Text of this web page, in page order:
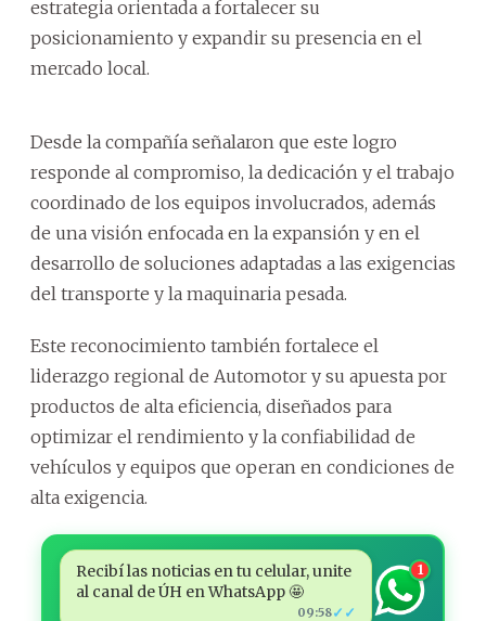
estrategia orientada a fortalecer su
posicionamiento y expandir su presencia en el
mercado local.
Desde la compañía señalaron que este logro
responde al compromiso, la dedicación y el trabajo
coordinado de los equipos involucrados, además
de una visión enfocada en la expansión y en el
desarrollo de soluciones adaptadas a las exigencias
del transporte y la maquinaria pesada.
Este reconocimiento también fortalece el
liderazgo regional de Automotor y su apuesta por
productos de alta eficiencia, diseñados para
optimizar el rendimiento y la confiabilidad de
vehículos y equipos que operan en condiciones de
alta exigencia.
Recibí las noticias en tu celular, unite
al canal de ÚH en WhatsApp 🤩
09:58✓✓
1